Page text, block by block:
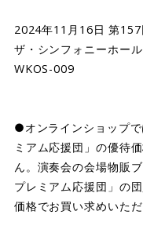
2024年11月16日 第157
ザ・シンフォニーホー
WKOS-009
●オンラインショップ
ミアム応援団」の優待
ん。演奏会の会場物販
プレミアム応援団」の
価格でお買い求めいただ